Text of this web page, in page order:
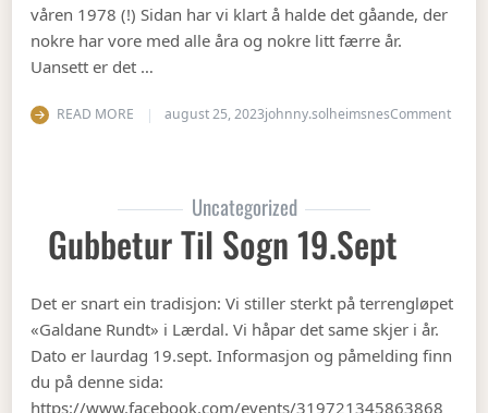
våren 1978 (!) Sidan har vi klart å halde det gåande, der
nokre har vore med alle åra og nokre litt færre år.
Uansett er det …
READ MORE august 25, 2023johnny.solheimsnesCommenton
Uncategorized
Gubbetur Til Sogn 19.sept
Det er snart ein tradisjon: Vi stiller sterkt på terrengløpet
«Galdane Rundt» i Lærdal. Vi håpar det same skjer i år.
Dato er laurdag 19.sept. Informasjon og påmelding finn
du på denne sida:
https://www.facebook.com/events/319721345863868